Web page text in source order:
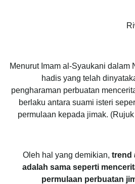
Menurut Imam al-Syaukani dalam
hadis yang telah
pengharaman perbuatan
berlaku antara suami isteri
permulaan kepada jimak. (Rujuk
Oleh hal yang demikian, trend
adalah sama seperti
permulaan perbuatan